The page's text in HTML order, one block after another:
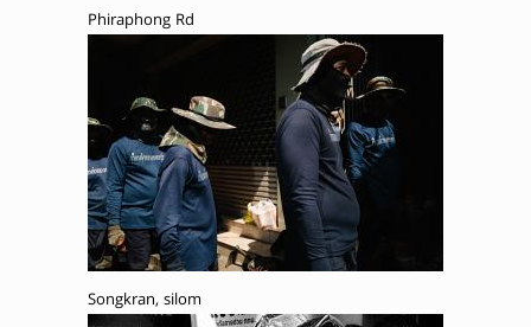
Phiraphong Rd
Songkran, silom